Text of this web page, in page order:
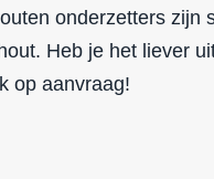
onderzetters zijn
Heb je het liever
op aanvraag!